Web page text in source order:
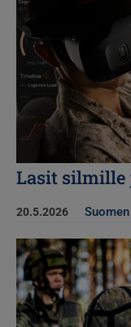
Lasit silmille
20.5.2026
Kuva